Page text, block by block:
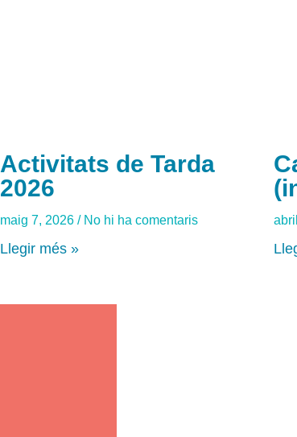
Activitats de Tarda
2026
maig 7, 2026 No hi ha comentaris
Llegir més »